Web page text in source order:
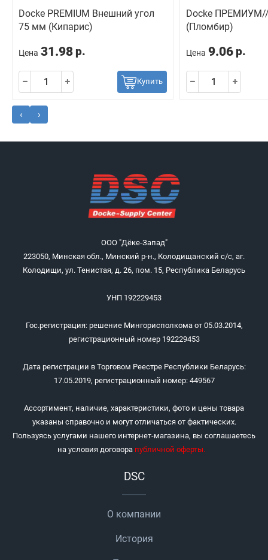
Docke PREMIUM Внешний угол
75 мм (Кипарис)
Цена 31.98 р.
Купить
Docke
(Пломбир)
Цена 9.06 р.
‹ ›
ООО "Дёке-Запад"
223050, Минская обл., Минский р-н., Колодищанский с/с, аг.
Колодищи, ул. Тенистая, д. 26, пом. 15, Республика Беларусь
УНП 192229453
Гос.регистрация: решение Мингорисполкома от 05.03.2014,
регистрационный номер 192229453
Дата регистрации в Торговом Реестре Республики Беларусь:
17.05.2019, регистрационный номер: 449567
Ассортимент, наличие, характеристики, фото и цены товара
указаны справочно и могут отличаться от фактических.
Пользуясь услугами нашего интернет-магазина, вы соглашаетесь
на условия договора публичной оферты.
DSC
О компании
История